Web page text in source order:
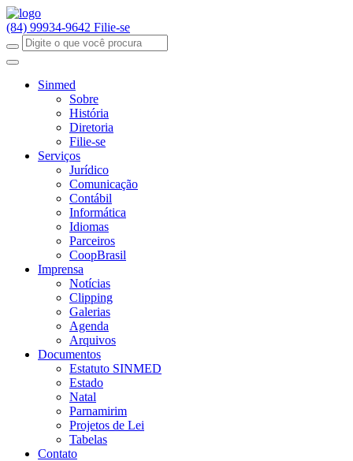
(84) 99934-9642 Filie-se
Sinmed
Sobre
História
Diretoria
Filie-se
Serviços
Jurídico
Comunicação
Contábil
Informática
Idiomas
Parceiros
CoopBrasil
Imprensa
Notícias
Clipping
Galerias
Agenda
Arquivos
Documentos
Estatuto SINMED
Estado
Natal
Parnamirim
Projetos de Lei
Tabelas
Contato